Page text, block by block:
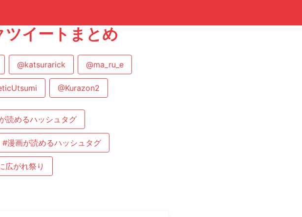
イートまとめ
@katsurarick @ma_ru_e
@Kurazon2
読めるハッシュタグ
#漫画が読めるハッシュタグ
広がれ祭り